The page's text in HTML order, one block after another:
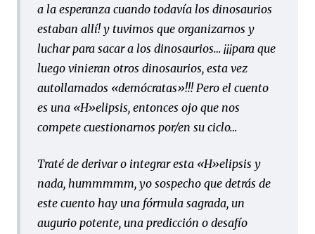
a la esperanza cuando todavía los dinosaurios
estaban allí! y tuvimos que organizarnos y
luchar para sacar a los dinosaurios… ¡¡¡para que
luego vinieran otros dinosaurios, esta vez
autollamados «demócratas»!!! Pero el cuento
es una «H»elipsis, entonces ojo que nos
compete cuestionarnos por/en su ciclo…
Traté de derivar o integrar esta «H»elipsis y
nada, hummmmm, yo sospecho que detrás de
este cuento hay una fórmula sagrada, un
augurio potente, una predicción o desafío